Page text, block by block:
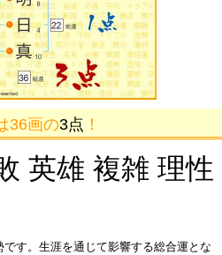
36画の3点 ！
英雄 複雑 理性
す。生涯を通じて影響する総合運とな